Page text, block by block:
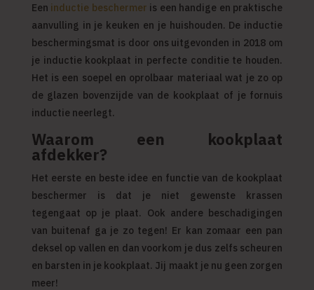
Een inductie beschermer is een handige en praktische
aanvulling in je keuken en je huishouden. De inductie
beschermingsmat is door ons uitgevonden in 2018 om
je inductie kookplaat in perfecte conditie te houden.
Het is een soepel en oprolbaar materiaal wat je zo op
de glazen bovenzijde van de kookplaat of je fornuis
inductie neerlegt.
Waarom een kookplaat
afdekker?
Het eerste en beste idee en functie van de kookplaat
beschermer is dat je niet gewenste krassen
tegengaat op je plaat. Ook andere beschadigingen
van buitenaf ga je zo tegen! Er kan zomaar een pan
deksel op vallen en dan voorkom je dus zelfs scheuren
en barsten in je kookplaat. Jij maakt je nu geen zorgen
meer!